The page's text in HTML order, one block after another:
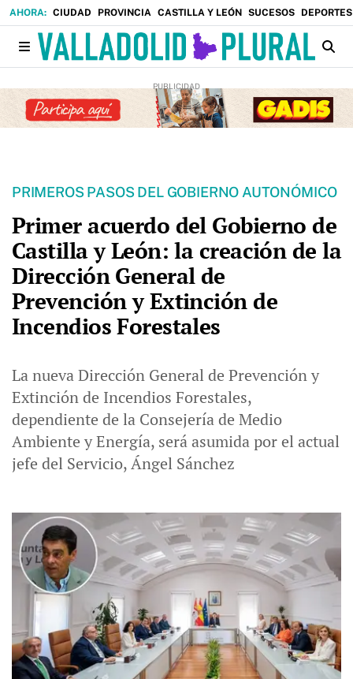
CIUDAD PROVINCIA CASTILLA Y LEÓN SUCESOS DEPORTES
PRIMEROS PASOS DEL GOBIERNO AUTONÓMICO
Primer acuerdo del Gobierno de
Castilla y León: la creación de la
Dirección General de
Prevención y Extinción de
Incendios Forestales
La nueva Dirección General de Prevención y
Extinción de Incendios Forestales,
dependiente de la Consejería de Medio
Ambiente y Energía, será asumida por el actual
jefe del Servicio, Ángel Sánchez